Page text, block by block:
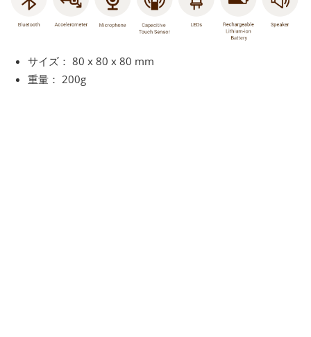
サイズ： 80 x 80 x 80 mm
重量： 200g